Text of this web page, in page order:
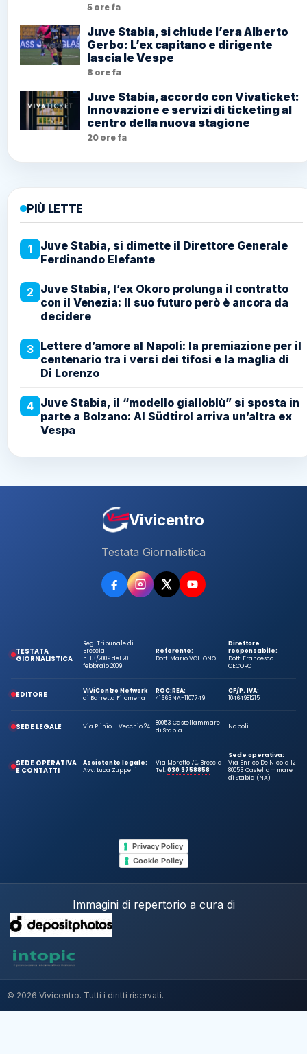
5 ore fa
Juve Stabia, si chiude l’era Alberto
Gerbo: L’ex capitano e dirigente
lascia le Vespe
8 ore fa
Juve Stabia, accordo con Vivaticket:
Innovazione e servizi di ticketing al
centro della nuova stagione
20 ore fa
PIÙ LETTE
1
Juve Stabia, si dimette il Direttore Generale
Ferdinando Elefante
2 Juve Stabia, l’ex Okoro prolunga il contratto
con il Venezia: Il suo futuro però è ancora da
decidere
3 Lettere d’amore al Napoli: la premiazione per il
centenario tra i versi dei tifosi e la maglia di
Di Lorenzo
4 Juve Stabia, il “modello gialloblù” si sposta in
parte a Bolzano: Al Südtirol arriva un’altra ex
Vespa
Vivicentro
Testata Giornalistica
TESTATA
GIORNALISTICA
Reg. Tribunale di
Brescia
n. 13/2009 del 20
febbraio 2009
Referente:
Dott. Mario VOLLONO
Direttore
responsabile:
Dott. Francesco
CECORO
EDITORE
ViViCentro Network
di Barretta Filomena
ROC:
41663
REA:
NA-1107749
CF/P. IVA:
10464981215
SEDE LEGALE Via Plinio Il Vecchio 24
80053 Castellammare
di Stabia
Napoli
SEDE OPERATIVA
E CONTATTI
Assistente legale:
Avv. Luca Zuppelli
Via Moretto 70, Brescia
Tel.030 3758858
Sede operativa:
Via Enrico De Nicola 12
80053 Castellammare
di Stabia (NA)
Privacy Policy
Cookie Policy
Immagini di repertorio a cura di
© 2026 Vivicentro. Tutti i diritti riservati.